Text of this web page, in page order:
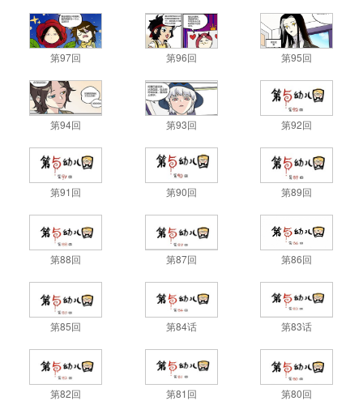
第97回 第96回 第95回
第94回 第93回 第92回
第91回 第90回 第89回
第88回 第87回 第86回
第85回 第84话 第83话
第82回 第81回 第80回